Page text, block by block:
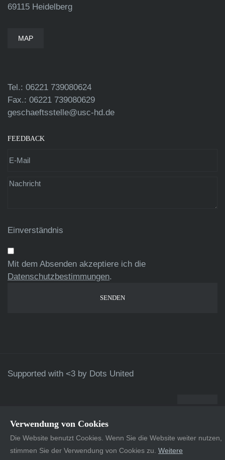
69115 Heidelberg
MAP
Tel.: 06221 739080624
Fax.: 06221 739080629
geschaeftsstelle@usc-hd.de
FEEDBACK
Einverständnis
Mit dem Absenden akzeptiere ich die
Datenschutzbestimmungen.
Supported with <3 by Dots United
Verwendung von Cookies
Die Website benutzt Cookies. Wenn Sie die Website weiter nutzen,
stimmen Sie der Verwendung von Cookies zu. Weitere